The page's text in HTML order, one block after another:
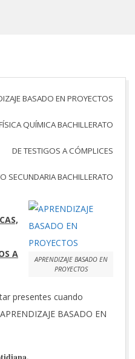
BASADO EN PROYECTOS
QUÍMICA BACHILLERATO
DE TESTIGOS A CÓMPLICES
SECUNDARIA BACHILLERATO
APRENDIZAJE BASADO EN
PROYECTOS
A
presentes cuando
BASADO EN